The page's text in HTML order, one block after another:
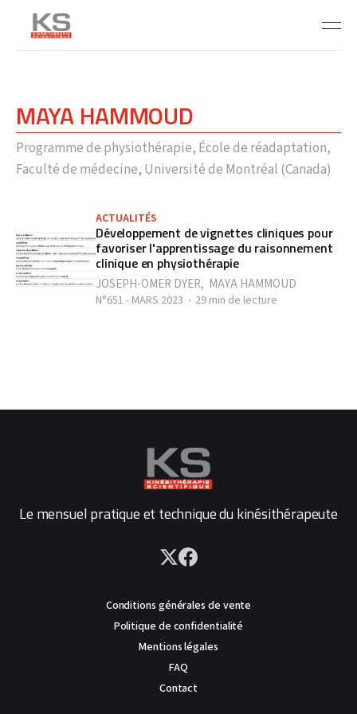
MAYA HAMMOUD
Programme de physiothérapie, École de réadaptation,
Faculté de médecine, Université de Montréal (Canada)
ACTUALITÉS
Développement de vignettes cliniques pour
favoriser l'apprentissage du raisonnement
clinique en physiothérapie
JOSEPH-OMER DYER, MAYA HAMMOUD
N°651 - MARS 2023 29 min de lecture
Le mensuel pratique et technique du kinésithérapeute
Conditions générales de vente
Politique de confidentialité
Mentions légales
FAQ
Contact